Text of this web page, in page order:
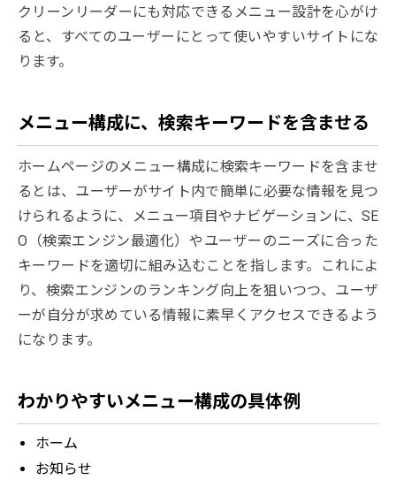
クリーンリーダーにも対応できるメニュー設計を心がけ
ると、すべてのユーザーにとって使いやすいサイトにな
ります。
メニュー構成に、検索キーワードを含ませる
ホームページのメニュー構成に検索キーワードを含ませ
るとは、ユーザーがサイト内で簡単に必要な情報を見つ
けられるように、メニュー項目やナビゲーションに、SE
O（検索エンジン最適化）やユーザーのニーズに合った
キーワードを適切に組み込むことを指します。これによ
り、検索エンジンのランキング向上を狙いつつ、ユーザ
ーが自分が求めている情報に素早くアクセスできるよう
になります。
わかりやすいメニュー構成の具体例
ホーム
お知らせ